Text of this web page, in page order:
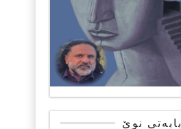
بابەتی نوێ